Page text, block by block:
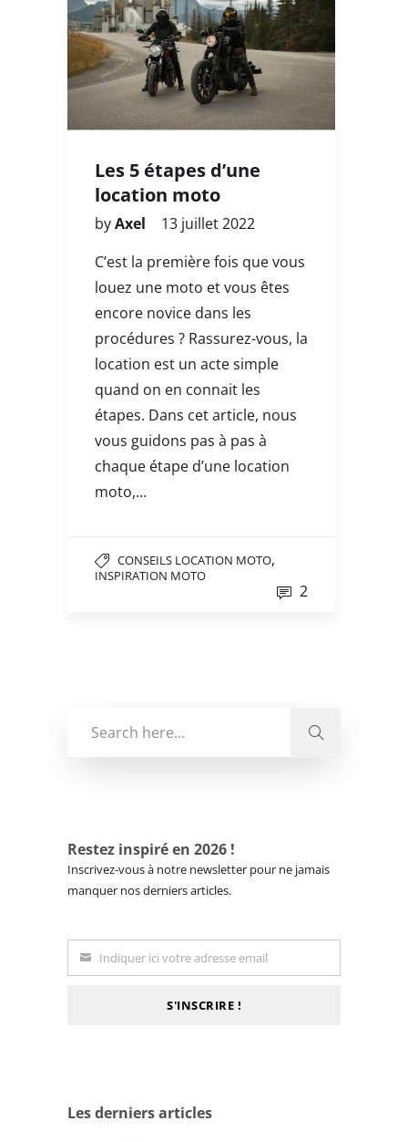
Les 5 étapes d’une
location moto
byAxel
13 juillet 2022
C’est la première fois que vous
louez une moto et vous êtes
encore novice dans les
procédures ? Rassurez-vous, la
location est un acte simple
quand on en connait les
étapes. Dans cet article, nous
vous guidons pas à pas à
chaque étape d’une location
moto,…
CONSEILS LOCATION MOTO,
INSPIRATION MOTO
2
Restez inspiré en 2026 !
Inscrivez-vous à notre newsletter pour ne jamais
manquer nos derniers articles.
EmailIndiquer ici votre adresse email
S'INSCRIRE !
Les derniers articles